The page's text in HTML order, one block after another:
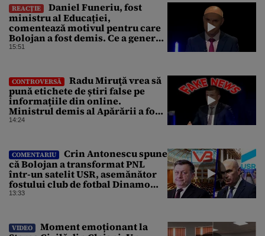
REACȚIE
Daniel Funeriu, fost
ministru al Educației,
comentează motivul pentru care
Bolojan a fost demis. Ce a generat
eșecul guvernării
15:51
CONTROVERSĂ
Radu Miruţă vrea să
pună etichete de știri false pe
informațiile din online.
Ministrul demis al Apărării a fost
acuzat în repetate rânduri că
revistă derapajele oficialului
14:24
COMENTARIU
Crin Antonescu spune
că Bolojan a transformat PNL
într-un satelit USR, asemănător
fostului club de fotbal Dinamo
Victoria, care a aparținut Miliției
13:33
VIDEO
Moment emoționant la